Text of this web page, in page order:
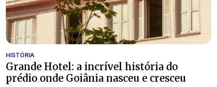
HISTÓRIA
Grande Hotel: a incrível história do
prédio onde Goiânia nasceu e cresceu